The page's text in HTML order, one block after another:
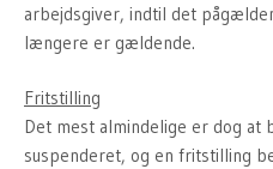
arbejdsgiver, indtil det
længere er gældende.
Fritstilling
Det mest almindelige er dog
suspenderet, og en fritstilling